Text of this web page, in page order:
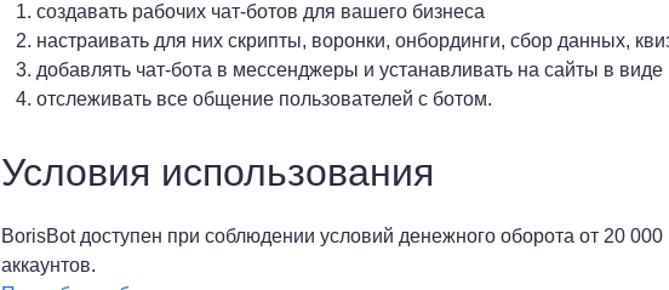
создавать рабочих чат-ботов для вашего бизнеса
настраивать для них скрипты, воронки, онбординги, сбор данных,
добавлять чат-бота в мессенджеры и устанавливать на сайты в виде
отслеживать все общение пользователей с ботом.
Условия использования
BorisBot доступен при соблюдении условий денежного оборота от 20
аккаунтов.